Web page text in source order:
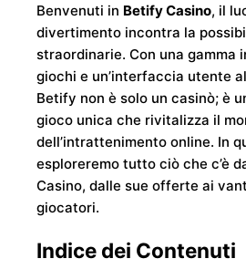
Benvenuti in Betify Casino, il
divertimento incontra la
straordinarie. Con una gamma
giochi e un’interfaccia utente
Betify non è solo un casinò; è
gioco unica che rivitalizza il
dell’intrattenimento online. In
esploreremo tutto ciò che c’è
Casino, dalle sue offerte ai
giocatori.
Indice dei Contenuti